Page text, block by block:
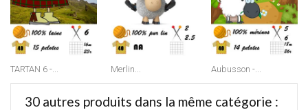
TARTAN 6 -... Merlin... Aubusson -...
30 autres produits dans la même catégorie :